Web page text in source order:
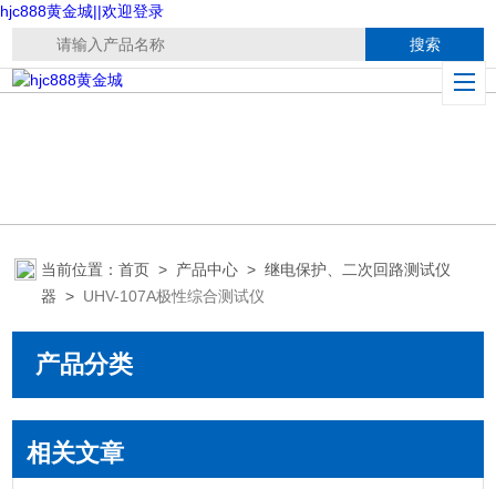
hjc888黄金城||欢迎登录
当前位置：首页 > 产品中心 >继电保护、二次回路测试仪
器 > UHV-107A极性综合测试仪
产品分类
相关文章